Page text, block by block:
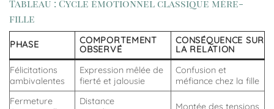
Tableau : Cycle émotionnel classique mère-
fille
PHASE
COMPORTEMENT
OBSERVÉ
CONSÉQUENCE SUR
LA RELATION
Félicitations
ambivalentes
Expression mêlée de
fierté et jalousie
Confusion et
méfiance chez la fille
Fermeture
Distance
Montée des tensions